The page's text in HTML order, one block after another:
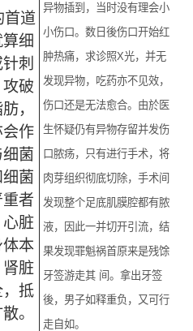
道
细
刺
破
，
作
菌
菌
者
脏
本
脏
抵
。
异物插到，当时没有理会小
小伤口。数日後伤口开始红
肿热痛，求诊照X光，并无
发现异物，吃药亦不见效，
伤口还是无法愈合。由於医
生怀疑仍有异物存留并发伤
口脓疡，只有进行手术，将
肉芽组织彻底切除，手术间
发现整个足底肌膜腔都有脓
液，因此一并切开引流，结
果发现罪魁祸首原来是残馀
牙签游走其 间。拿出牙签
後，男子如释重负，又可行
走自如。